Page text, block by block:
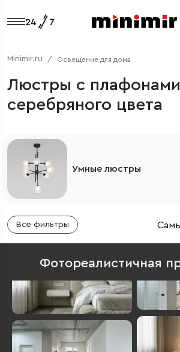
Minimir.ru Освещение для дома
Люстры с плафонами
серебряного цвета
Потолочные люстры
Все фильтры
Фотореалистичная